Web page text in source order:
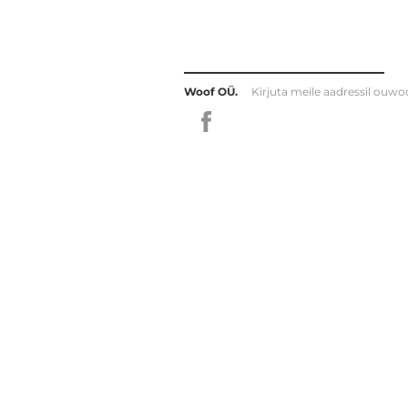
Woof OÜ. Kirjuta meile aadressil